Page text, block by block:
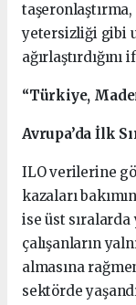
yetersizliği gibi
ağırlaştırdığını
“Türkiye,
Avrupa’da İlk
ILO verilerine
kazaları
ise üst sıralarda
çalışanların
almasına
sektörde